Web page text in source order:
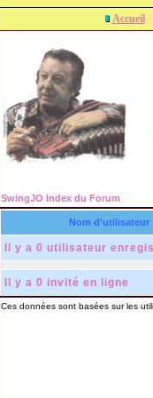
Accueil
SwingJO Index du Forum
Nom d'utilisateur
Il y a 0 utilisateur
Il y a 0 invité en ligne
Ces données sont basées sur les